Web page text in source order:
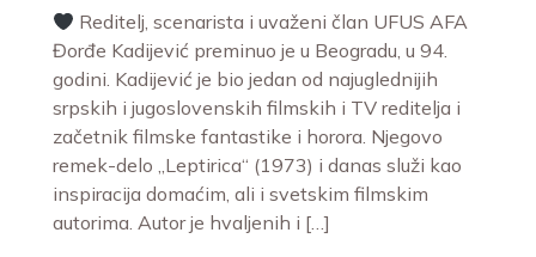
Reditelj, scenarista i uvaženi član UFUS AFA
Đorđe Kadijević preminuo je u Beogradu, u 94.
godini. Kadijević je bio jedan od najuglednijih
srpskih i jugoslovenskih filmskih i TV reditelja i
začetnik filmske fantastike i horora. Njegovo
remek-delo „Leptirica“ (1973) i danas služi kao
inspiracija domaćim, ali i svetskim filmskim
autorima. Autor je hvaljenih i […]